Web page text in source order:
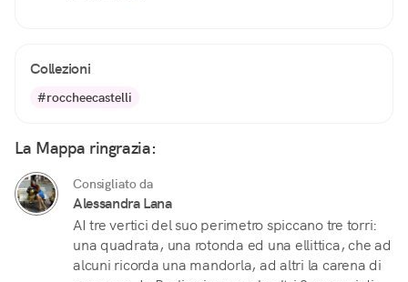
Collezioni
#roccheecastelli
La Mappa ringrazia:
Consigliato da
Alessandra Lana
AI tre vertici del suo perimetro spiccano tre torri:
una quadrata, una rotonda ed una ellittica, che ad
alcuni ricorda una mandorla, ad altri la carena di